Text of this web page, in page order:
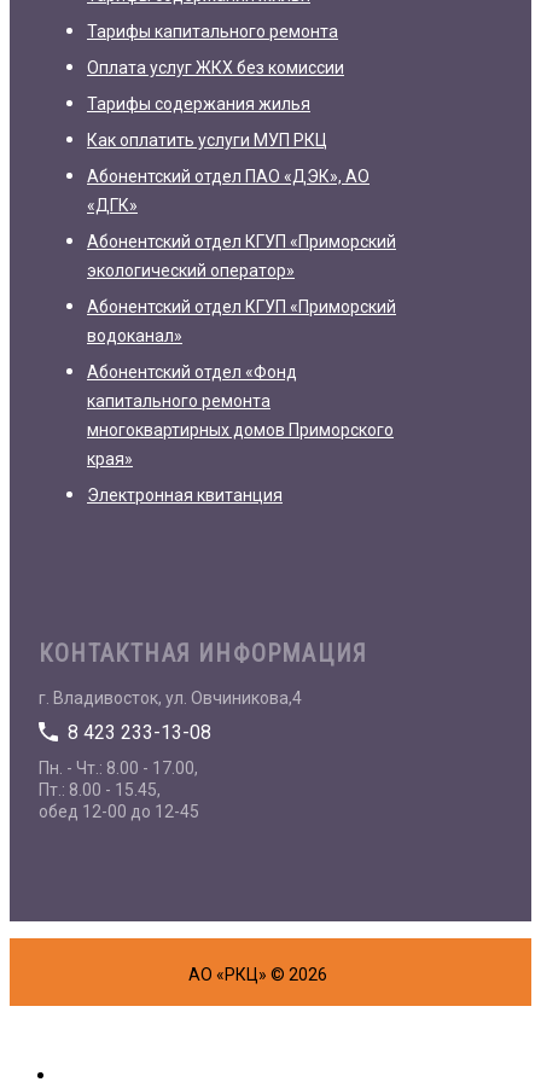
Тарифы капитального ремонта
Оплата услуг ЖКХ без комиссии
Тарифы содержания жилья
Как оплатить услуги МУП РКЦ
Абонентский отдел ПАО «ДЭК», АО
«ДГК»
Абонентский отдел КГУП «Приморский
экологический оператор»
Абонентский отдел КГУП «Приморский
водоканал»
Абонентский отдел «Фонд
капитального ремонта
многоквартирных домов Приморского
края»
Электронная квитанция
КОНТАКТНАЯ ИНФОРМАЦИЯ
г. Владивосток, ул. Овчиникова,4
8 423 233-13-08
Пн. - Чт.: 8.00 - 17.00,
Пт.: 8.00 - 15.45,
обед 12-00 до 12-45
АО «РКЦ» © 2026